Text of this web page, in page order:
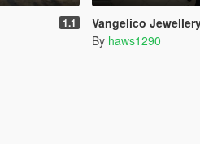
1.1 Vangelico
By haws1290